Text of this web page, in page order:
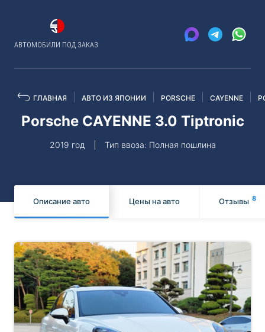
АВТОМОБИЛИ ПОД ЗАКАЗ
ГЛАВНАЯ АВТО ИЗ ЯПОНИИ PORSCHE CAYENNE
Porsche CAYENNE 3.0 Tiptronic
2019 год Тип ввоза: Полная пошлина
Описание авто Цены на авто Отзывы 8